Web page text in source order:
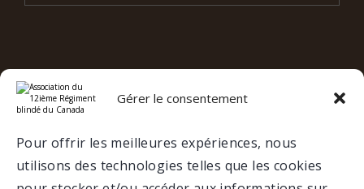
Gérer le consentement
Pour offrir les meilleures expériences, nous
utilisons des technologies telles que les cookies
12eRBC SUR LES RÉSEAUX